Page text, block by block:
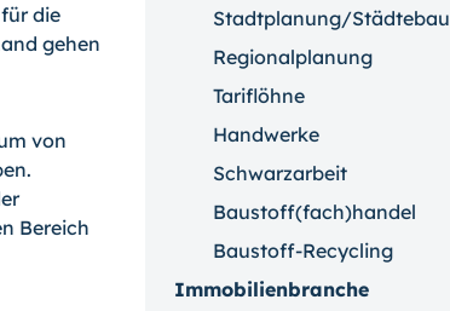
die
gehen
von
Bereich
Stadtplanung/Städtebau
Regionalplanung
Tariflöhne
Handwerke
Schwarzarbeit
Baustoff(fach)handel
Baustoff-Recycling
Immobilienbranche